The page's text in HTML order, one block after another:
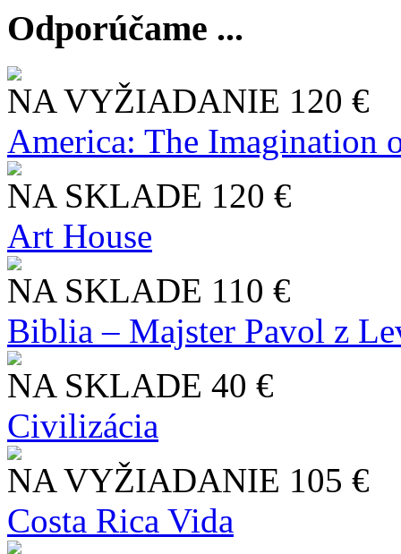
Odporúčame ...
NA VYŽIADANIE 120 €
America: The Imagination
NA SKLADE 120 €
Art House
NA SKLADE 110 €
Biblia – Majster Pavol z
NA SKLADE 40 €
Civilizácia
NA VYŽIADANIE 105 €
Costa Rica Vida